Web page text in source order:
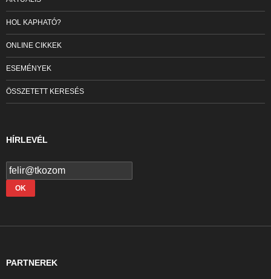
HOL KAPHATÓ?
ONLINE CIKKEK
ESEMÉNYEK
ÖSSZETETT KERESÉS
HÍRLEVÉL
PARTNEREK